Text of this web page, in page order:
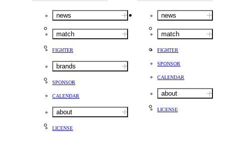
news
match
FIGHTER
brands
SPONSOR
CALENDAR
about
LICENSE
news
match
FIGHTER
SPONSOR
CALENDAR
about
LICENSE